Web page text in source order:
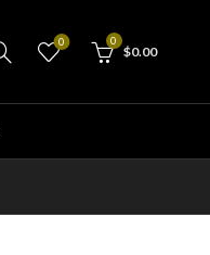
0 0
$0.00